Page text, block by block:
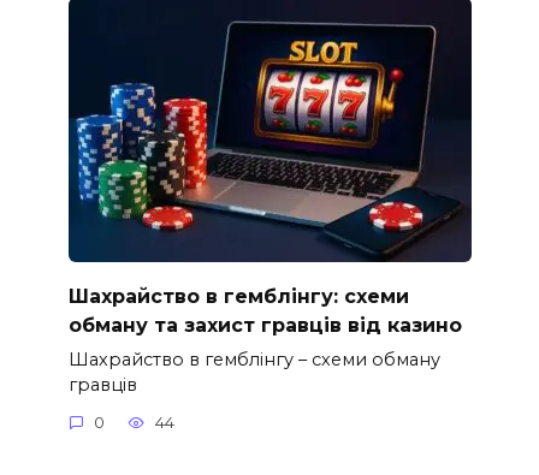
Шахрайство в гемблінгу: схеми
обману та захист гравців від казино
Шахрайство в гемблінгу – схеми обману
гравців
0 44